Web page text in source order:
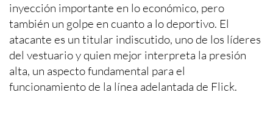
inyección importante en lo económico, pero
también un golpe en cuanto a lo deportivo. El
atacante es un titular indiscutido, uno de los líderes
del vestuario y quien mejor interpreta la presión
alta, un aspecto fundamental para el
funcionamiento de la línea adelantada de Flick.